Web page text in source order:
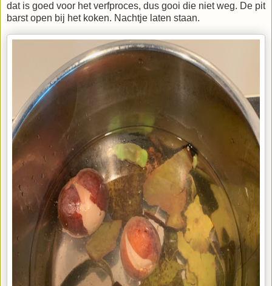
dat is goed voor het verfproces, dus gooi die niet weg. De pit
barst open bij het koken. Nachtje laten staan.